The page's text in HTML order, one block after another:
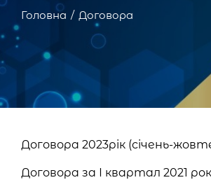
Головна Договора
Договора 2023рік (січень-
Договора за І квартал 2021